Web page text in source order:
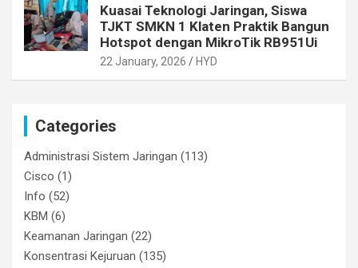
Kuasai Teknologi Jaringan, Siswa
TJKT SMKN 1 Klaten Praktik Bangun
Hotspot dengan MikroTik RB951Ui
22 January, 2026 HYD
Categories
Administrasi Sistem Jaringan (113)
Cisco (1)
Info (52)
KBM (6)
Keamanan Jaringan (22)
Konsentrasi Kejuruan (135)